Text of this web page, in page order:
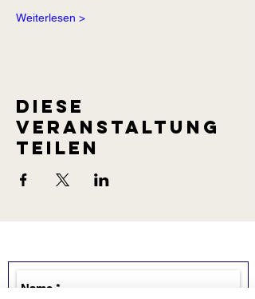
Weiterlesen >
Diese
Veranstaltung
teilen